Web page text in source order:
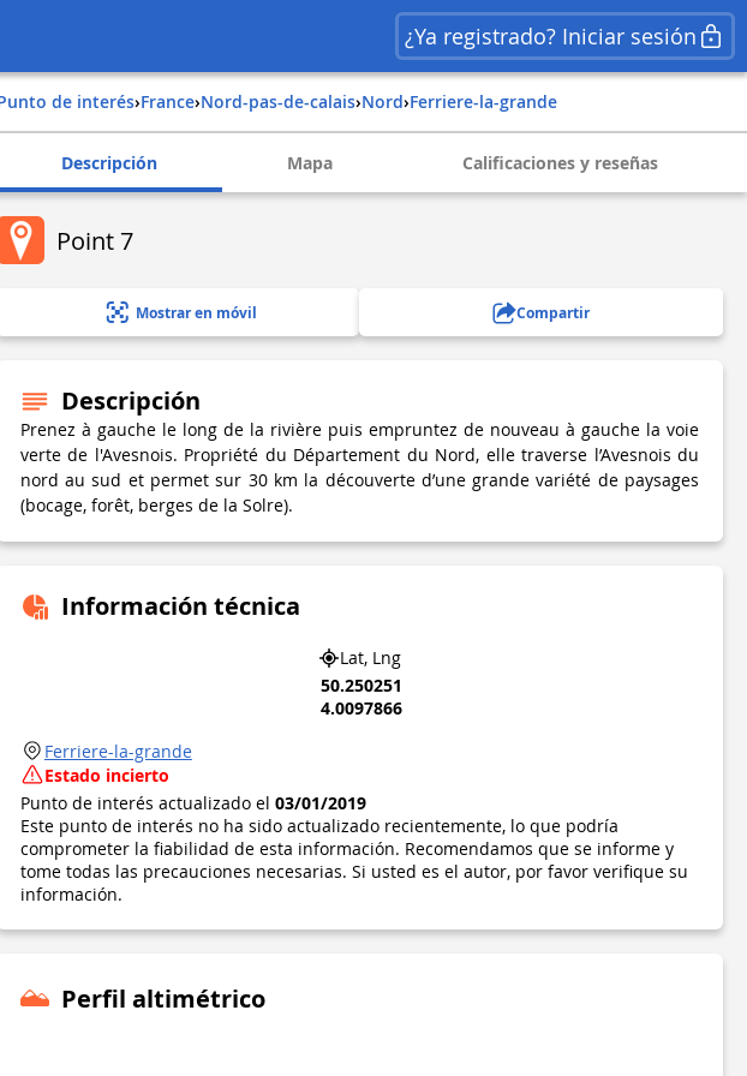
¿Ya registrado? Iniciar sesión
Punto de interés› france› nord-pas-de-calais› nord› ferriere-la-grande
Descripción Mapa Calificaciones y reseñas
Point 7
Mostrar en móvil Compartir
Descripción
Prenez à gauche le long de la rivière puis empruntez de nouveau à gauche la voie
verte de l'Avesnois. Propriété du Département du Nord, elle traverse l’Avesnois du
nord au sud et permet sur 30 km la découverte d’une grande variété de paysages
(bocage, forêt, berges de la Solre).
Información técnica
Lat, Lng
50.250251
4.0097866
Ferriere-la-grande
Estado incierto
Punto de interés actualizado el 03/01/2019
Este punto de interés no ha sido actualizado recientemente, lo que podría
comprometer la fiabilidad de esta información. Recomendamos que se informe y
tome todas las precauciones necesarias. Si usted es el autor, por favor verifique su
información.
Perfil altimétrico